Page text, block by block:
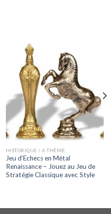
HISTORIQUE / A THÈME
Jeu d’Echecs en Métal
Renaissance – Jouez au Jeu de
Stratégie Classique avec Style